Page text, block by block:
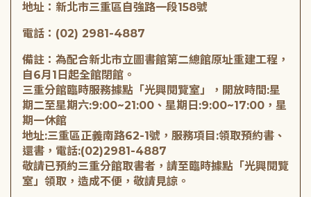
地址：新北市三重區自強路一段158號
電話：(02) 2981-4887
備註：為配合新北市立圖書館第二總館原址重建工程，
自6月1日起全館閉館。
三重分館臨時服務據點「光興閱覽室」，開放時間:星
期二至星期六:9:00~21:00、星期日:9:00~17:00，星
期一休館
地址:三重區正義南路62-1號，服務項目:領取預約書、
還書，電話:(02)2981-4887
敬請已預約三重分館取書者，請至臨時據點「光興閱覽
室」領取，造成不便，敬請見諒。